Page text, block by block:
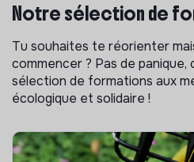
Notre sélection de
Tu souhaites te réorienter
commencer ? Pas de
sélection de formations aux
écologique et solidaire !